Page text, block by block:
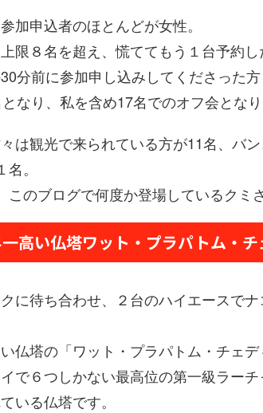
加申込者のほとんどが女性。
限８名を超え、慌ててもう１台予約し
分前に参加申し込みしてくださった
なり、私を含め17名でのオフ会となり
は観光で来られている方が11名、バ
。
のブログで何度か登場しているクミ
高い仏塔ワット・プラパトム・チ
に待ち合わせ、２台のハイエースで
仏塔の「ワット・プラパトム・チェデ
で６つしかない最高位の第一級ラー
いる仏塔です。